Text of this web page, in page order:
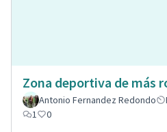
Zona deportiva de más
Antonio Fernandez Redondo
1
0